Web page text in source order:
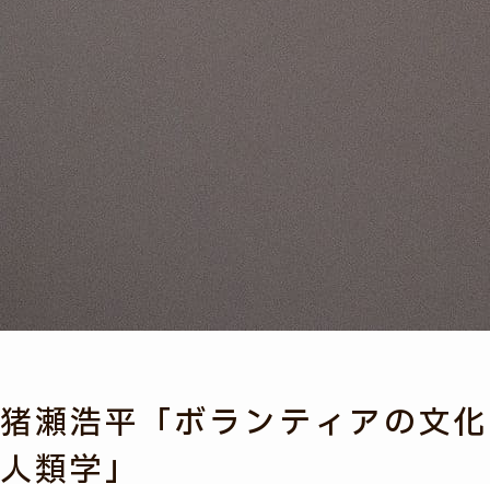
猪瀬浩平「ボランティアの文化
人類学」